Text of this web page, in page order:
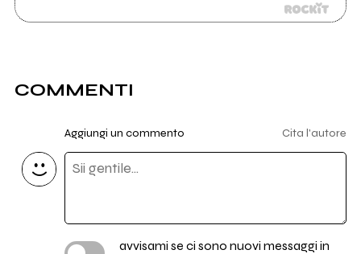
COMMENTI
Aggiungi un commento Cita l'autore
avvisami se ci sono nuovi messaggi in